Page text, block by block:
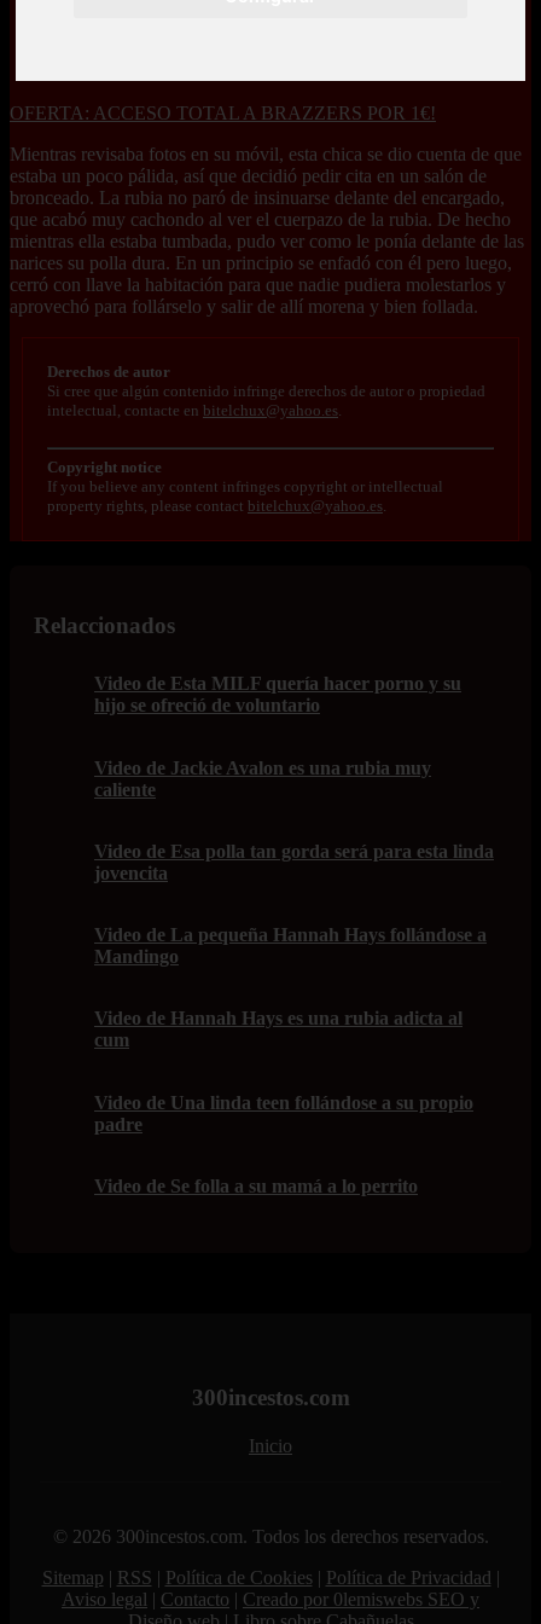
OFERTA: ACCESO TOTAL A BRAZZERS POR 1€!
Mientras revisaba fotos en su móvil, esta chica se dio cuenta de que
estaba un poco pálida, así que decidió pedir cita en un salón de
bronceado. La rubia no paró de insinuarse delante del encargado,
que acabó muy cachondo al ver el cuerpazo de la rubia. De hecho
mientras ella estaba tumbada, pudo ver como le ponía delante de las
narices su polla dura. En un principio se enfadó con él pero luego,
cerró con llave la habitación para que nadie pudiera molestarlos y
aprovechó para follárselo y salir de allí morena y bien follada.
Derechos de autor
Si cree que algún contenido infringe derechos de autor o propiedad
intelectual, contacte en bitelchux@yahoo.es
Copyright notice
If you believe any content infringes copyright or intellectual
property rights, please contact bitelchux@yahoo.es
Relaccionados
Video de Esta MILF quería hacer porno y su
hijo se ofreció de voluntario
Video de Jackie Avalon es una rubia muy
caliente
Video de Esa polla tan gorda será para esta linda
jovencita
Video de La pequeña Hannah Hays follándose a
Mandingo
Video de Hannah Hays es una rubia adicta al
cum
Video de Una linda teen follándose a su propio
padre
Video de Se folla a su mamá a lo perrito
300incestos.com
Inicio
© 2026 300incestos.com. Todos los derechos reservados.
Sitemap | RSS | Política de Cookies| Política de Privacidad |
Aviso legal | Contacto | Creado por 0lemiswebs SEO y